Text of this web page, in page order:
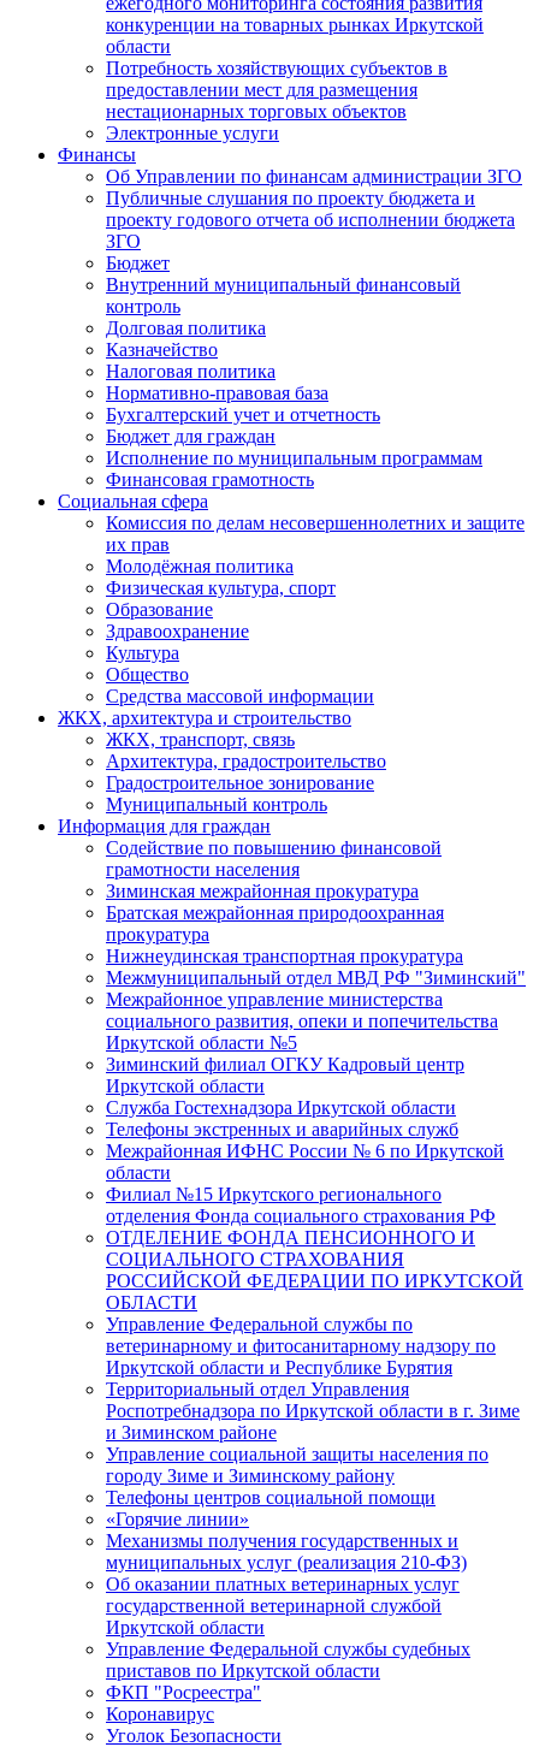
конкуренции на товарных рынках Иркутской
области
Потребность хозяйствующих субъектов в
предоставлении мест для размещения
нестационарных торговых объектов
Электронные услуги
Финансы
Об Управлении по финансам администрации ЗГО
Публичные слушания по проекту бюджета и
проекту годового отчета об исполнении бюджета
ЗГО
Бюджет
Внутренний муниципальный финансовый
контроль
Долговая политика
Казначейство
Налоговая политика
Нормативно-правовая база
Бухгалтерский учет и отчетность
Бюджет для граждан
Исполнение по муниципальным программам
Финансовая грамотность
Социальная сфера
Комиссия по делам несовершеннолетних и защите
их прав
Молодёжная политика
Физическая культура, спорт
Образование
Здравоохранение
Культура
Общество
Средства массовой информации
ЖКХ, архитектура и строительство
ЖКХ, транспорт, связь
Архитектура, градостроительство
Градостроительное зонирование
Муниципальный контроль
Информация для граждан
Содействие по повышению финансовой
грамотности населения
Зиминская межрайонная прокуратура
Братская межрайонная природоохранная
прокуратура
Нижнеудинская транспортная прокуратура
Межмуниципальный отдел МВД РФ "Зиминский"
Межрайонное управление министерства
социального развития, опеки и попечительства
Иркутской области №5
Зиминский филиал ОГКУ Кадровый центр
Иркутской области
Служба Гостехнадзора Иркутской области
Телефоны экстренных и аварийных служб
Межрайонная ИФНС России № 6 по Иркутской
области
Филиал №15 Иркутского регионального
отделения Фонда социального страхования РФ
ОТДЕЛЕНИЕ ФОНДА ПЕНСИОННОГО И
СОЦИАЛЬНОГО СТРАХОВАНИЯ
РОССИЙСКОЙ ФЕДЕРАЦИИ ПО ИРКУТСКОЙ
ОБЛАСТИ
Управление Федеральной службы по
ветеринарному и фитосанитарному надзору по
Иркутской области и Республике Бурятия
Территориальный отдел Управления
Роспотребнадзора по Иркутской области в г. Зиме
и Зиминском районе
Управление социальной защиты населения по
городу Зиме и Зиминскому району
Телефоны центров социальной помощи
«Горячие линии»
Механизмы получения государственных и
муниципальных услуг (реализация 210-ФЗ)
Об оказании платных ветеринарных услуг
государственной ветеринарной службой
Иркутской области
Управление Федеральной службы судебных
приставов по Иркутской области
ФКП "Росреестра"
Коронавирус
Уголок Безопасности